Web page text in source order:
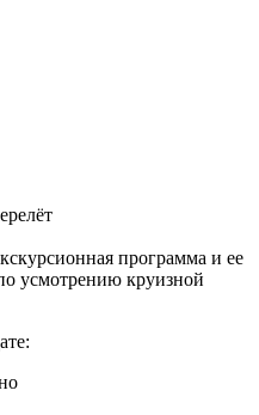
программа и ее
усмотрению круизной